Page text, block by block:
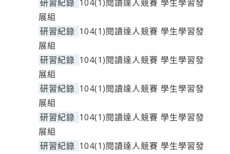
研習紀錄 104(1)閱讀達人競賽 學生學習發
展組
研習紀錄 104(1)閱讀達人競賽 學生學習發
展組
研習紀錄 104(1)閱讀達人競賽 學生學習發
展組
研習紀錄 104(1)閱讀達人競賽 學生學習發
展組
研習紀錄 104(1)閱讀達人競賽 學生學習發
展組
研習紀錄 104(1)閱讀達人競賽 學生學習發